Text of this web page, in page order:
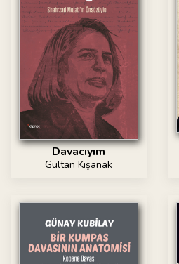
Davacıyım
Gültan Kışanak